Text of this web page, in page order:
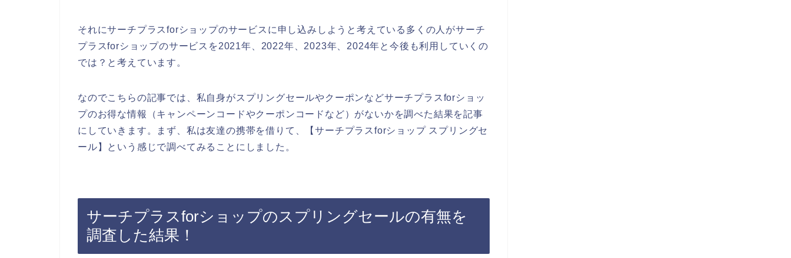
それにサーチプラスforショップのサービスに申し込みしようと考えている多くの人がサーチ
プラスforショップのサービスを2021年、2022年、2023年、2024年と今後も利用していくの
では？と考えています。
なのでこちらの記事では、私自身がスプリングセールやクーポンなどサーチプラスforショッ
プのお得な情報（キャンペーンコードやクーポンコードなど）がないかを調べた結果を記事
にしていきます。まず、私は友達の携帯を借りて、【サーチプラスforショップ スプリングセ
ール】という感じで調べてみることにしました。
サーチプラスforショップのスプリングセールの有無を
調査した結果！